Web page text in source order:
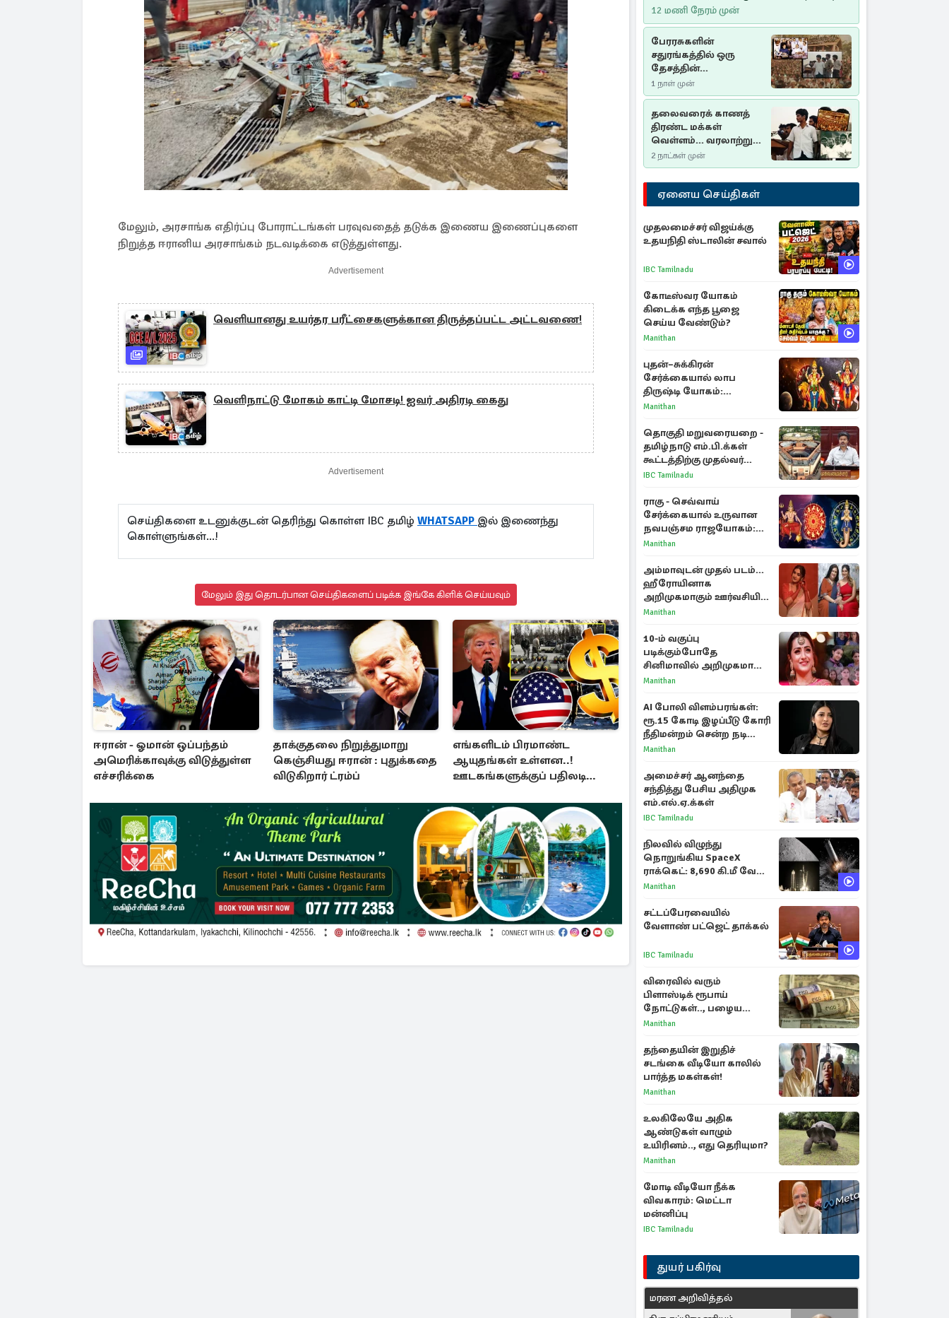
மேலும், அரசாங்க எதிர்ப்பு போராட்டங்கள் பரவுவதைத் தடுக்க இணைய இணைப்புகளை
நிறுத்த ஈரானிய அரசாங்கம் நடவடிக்கை எடுத்துள்ளது.
Advertisement
வெளியானது உயர்தர பரீட்சைகளுக்கான திருத்தப்பட்ட அட்டவணை!
வெளிநாட்டு மோகம் காட்டி மோசடி! ஐவர் அதிரடி கைது
Advertisement
செய்திகளை உடனுக்குடன் தெரிந்து கொள்ள IBC தமிழ் WHATSAPP இல் இணைந்து
கொள்ளுங்கள்...!
மேலும் இது தொடர்பான செய்திகளைப் படிக்க இங்கே கிளிக் செய்யவும்
ஈரான் - ஓமான் ஒப்பந்தம்
அமெரிக்காவுக்கு விடுத்துள்ள
எச்சரிக்கை
தாக்குதலை நிறுத்துமாறு
கெஞ்சியது ஈரான் : புதுக்கதை
விடுகிறார் ட்ரம்ப்
எங்களிடம் பிரமாண்ட
ஆயுதங்கள் உள்ளன..!
ஊடகங்களுக்குப் பதிலடி
20 ஆண்டுகளாகியும் நீதி
மறுக்கப்பட்ட மனிதாபிமானப்
பேரவலம்
12 மணி நேரம் முன்
பேரரசுகளின்
சதுரங்கத்தில் ஒரு
தேசத்தின்
தீர்க்கதரிசனம் :
சுதுமலை பிரகடனம்
ஒரு வரலாற்றுப் பாடம்
1 நாள் முன்
தலைவரைக் காணத்
திரண்ட மக்கள்
வெள்ளம்... வரலாற்றுச்
சிறப்புமிக்க சுதுமலைப்
பிரகடனம்…
2 நாட்கள் முன்
ஏனைய செய்திகள்
முதலமைச்சர் விஜய்க்கு
உதயநிதி ஸ்டாலின் சவால்
IBC Tamilnadu
கோடீஸ்வர யோகம்
கிடைக்க எந்த பூஜை
செய்ய வேண்டும்?
Manithan
புதன்–சுக்கிரன்
சேர்க்கையால் லாப
திருஷ்டி யோகம்:
அதிர்ஷ்டம் பெறும் டாப் 3
Manithan
தொகுதி மறுவரையறை -
தமிழ்நாடு எம்.பி.க்கள்
கூட்டத்திற்கு முதல்வர்
விஜய் அழைப்பு
IBC Tamilnadu
ராகு - செவ்வாய்
சேர்க்கையால் உருவான
நவபஞ்சம ராஜயோகம்:
அதிர்ஷ்டம் பெறும் 3
Manithan
அம்மாவுடன் முதல் படம்...
ஹீரோயினாக
அறிமுகமாகும் ஊர்வசியின்
மகள் தேஜலட்சுமி!
Manithan
10-ம் வகுப்பு
படிக்கும்போதே
சினிமாவில் அறிமுகமான
த்ரிஷா! உண்மையை
காந்தி
Manithan
AI போலி விளம்பரங்கள்:
ரூ.15 கோடி இழப்பீடு கோரி
நீதிமன்றம் சென்ற நடிகை
ஸ்ருதி ஹாசன்!
Manithan
அமைச்சர் ஆனந்தை
சந்தித்து பேசிய அதிமுக
எம்.எல்.ஏ.க்கள்
IBC Tamilnadu
நிலவில் விழுந்து
நொறுங்கிய SpaceX
ராக்கெட்: 8,690 கி.மீ வேக
மோதலால் உருவான புதிய
Manithan
சட்டப்பேரவையில்
வேளாண் பட்ஜெட் தாக்கல்
IBC Tamilnadu
விரைவில் வரும்
பிளாஸ்டிக் ரூபாய்
நோட்டுகள்.., பழைய
காகித நோட்டுகள்
Manithan
தந்தையின் இறுதிச்
சடங்கை வீடியோ காலில்
பார்த்த மகள்கள்!
Manithan
உலகிலேயே அதிக
ஆண்டுகள் வாழும்
உயிரினம்.., எது தெரியுமா?
Manithan
மோடி வீடியோ நீக்க
விவகாரம்: மெட்டா
மன்னிப்பு
IBC Tamilnadu
துயர் பகிர்வு
மரண அறிவித்தல்